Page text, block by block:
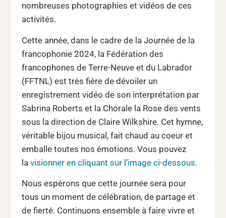
nombreuses photographies et vidéos de ces
activités.
Cette année, dans le cadre de la Journée de la
francophonie 2024, la Fédération des
francophones de Terre-Neuve et du Labrador
(FFTNL) est très fière de dévoiler un
enregistrement vidéo de son interprétation par
Sabrina Roberts et la Chorale la Rose des vents
sous la direction de Claire Wilkshire. Cet hymne,
véritable bijou musical, fait chaud au coeur et
emballe toutes nos émotions. Vous pouvez
la visionner en cliquant sur l’image ci-dessous.
Nous espérons que cette journée sera pour
tous un moment de célébration, de partage et
de fierté. Continuons ensemble à faire vivre et